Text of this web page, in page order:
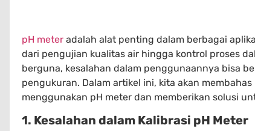
pH meter adalah alat penting dalam berbagai
dari pengujian kualitas air hingga kontrol proses
berguna, kesalahan dalam penggunaannya bisa
pengukuran. Dalam artikel ini, kita akan
menggunakan pH meter dan memberikan solusi
1. Kesalahan dalam Kalibrasi pH Meter